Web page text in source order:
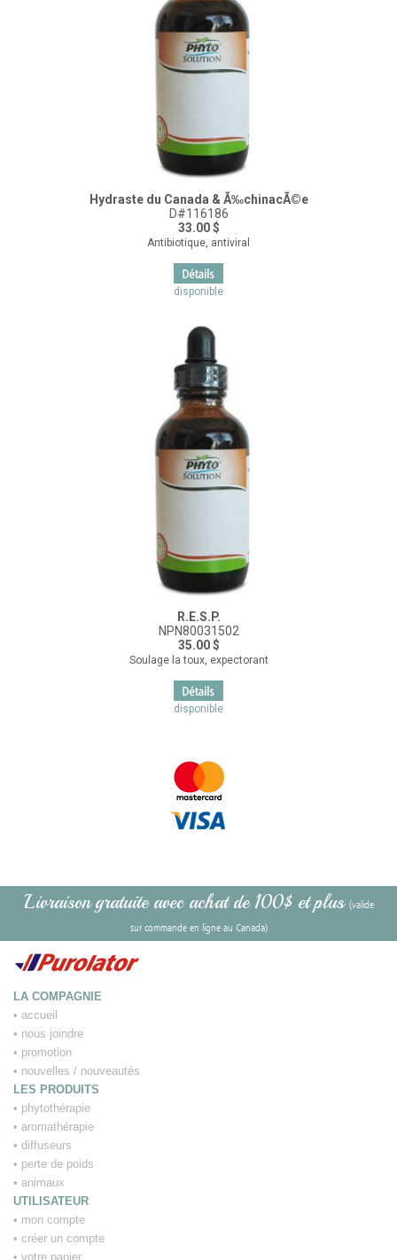
Hydraste du Canada & Ã‰chinacÃ©e
D#116186
33.00 $
Antibiotique, antiviral
disponible
R.E.S.P.
NPN80031502
35.00 $
Soulage la toux, expectorant
disponible
Livraison gratuite avec achat de 100$ et plus (valide
sur commande en ligne au Canada)
LA COMPAGNIE
• accueil
• nous joindre
• promotion
• nouvelles / nouveautés
LES PRODUITS
• phytothérapie
• aromathérapie
• diffuseurs
• perte de poids
• animaux
UTILISATEUR
• mon compte
• créer un compte
• votre panier